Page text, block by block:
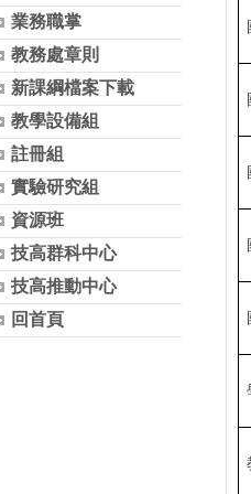
業務職掌
教務處章則
新課綱檔案下載
教學設備組
註冊組
實驗研究組
資源班
技高群科中心
技高推動中心
回首頁